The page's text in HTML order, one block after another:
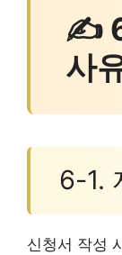
✍
사
6-1.
신청서 작성